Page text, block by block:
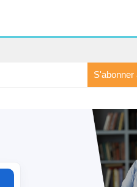
S'abonner